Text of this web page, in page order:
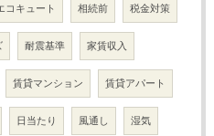
コキュート 相続前 税金対策
耐震基準 家賃収入
賃貸マンション 賃貸アパート
日当たり 風通し 湿気